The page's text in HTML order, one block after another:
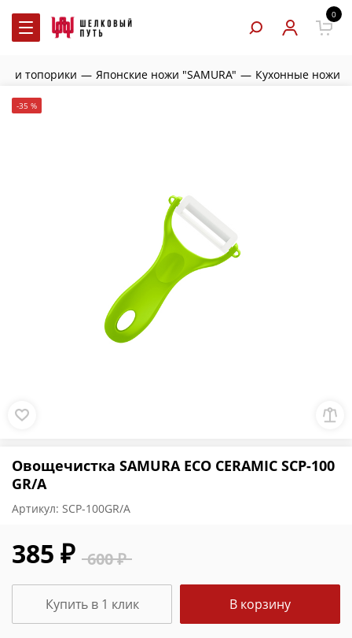
0
и топорики — Японские ножи "SAMURA" — Кухонные ножи
-35 %
Овощечистка SAMURA ECO CERAMIC SCP-100
GR/A
Артикул: SCP-100GR/A
600 ₽
385 ₽
В корзину
Купить в 1 клик